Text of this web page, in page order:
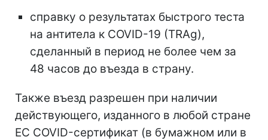
справку о результатах быстрого теста
на антитела к COVID-19 (TRAg),
сделанный в период не более чем за
48 часов до въезда в страну.
Также въезд разрешен при наличии
действующего, изданного в любой стране
ЕС COVID-сертификат (в бумажном или в